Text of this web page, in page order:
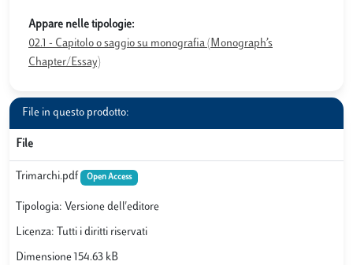
Appare nelle tipologie:
02.1 - Capitolo o saggio su monografia (Monograph’s
Chapter/Essay)
File in questo prodotto:
File
Trimarchi.pdf Open Access
Tipologia: Versione dell'editore
Licenza: Tutti i diritti riservati
Dimensione 154.63 kB